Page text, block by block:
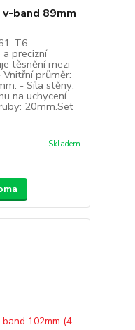
band 89mm
T6. -
precizní
těsnění mezi
průměr:
- Síla stěny:
na uchycení
20mm.Set
Skladem